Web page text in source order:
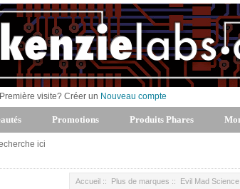
Première visite? Créer un Nouveau compte
Promotions Produits Phares
Accueil :: Plus de marques :: Evil Mad Science